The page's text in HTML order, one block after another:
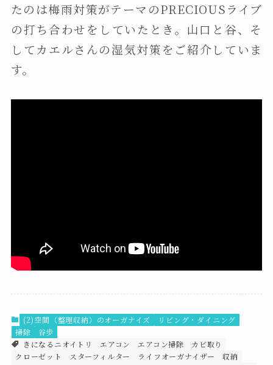
たのは梅雨対策がテーマのPRECIOUSライブ
の打ち合わせをしていたとき。山口と谷、そ
してカエルさんの湿気対策をご紹介していま
す。
(2)空間（整理収納）のオーガナイズ
リビング・ダイニング
掃除
谷歩
きになるニオイトリ
エアコン エアコン掃除
カビ取り
クローゼット
スターフィルター ライフオーガナイザー
収納